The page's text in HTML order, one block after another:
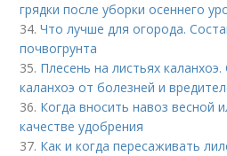
грядки после уборки осеннего
34.Что лучше для огорода.
почвогрунта
35. Плесень на листьях
каланхоэ от болезней и
36. Когда вносить навоз весной
качестве удобрения
37. Как и когда пересаживать